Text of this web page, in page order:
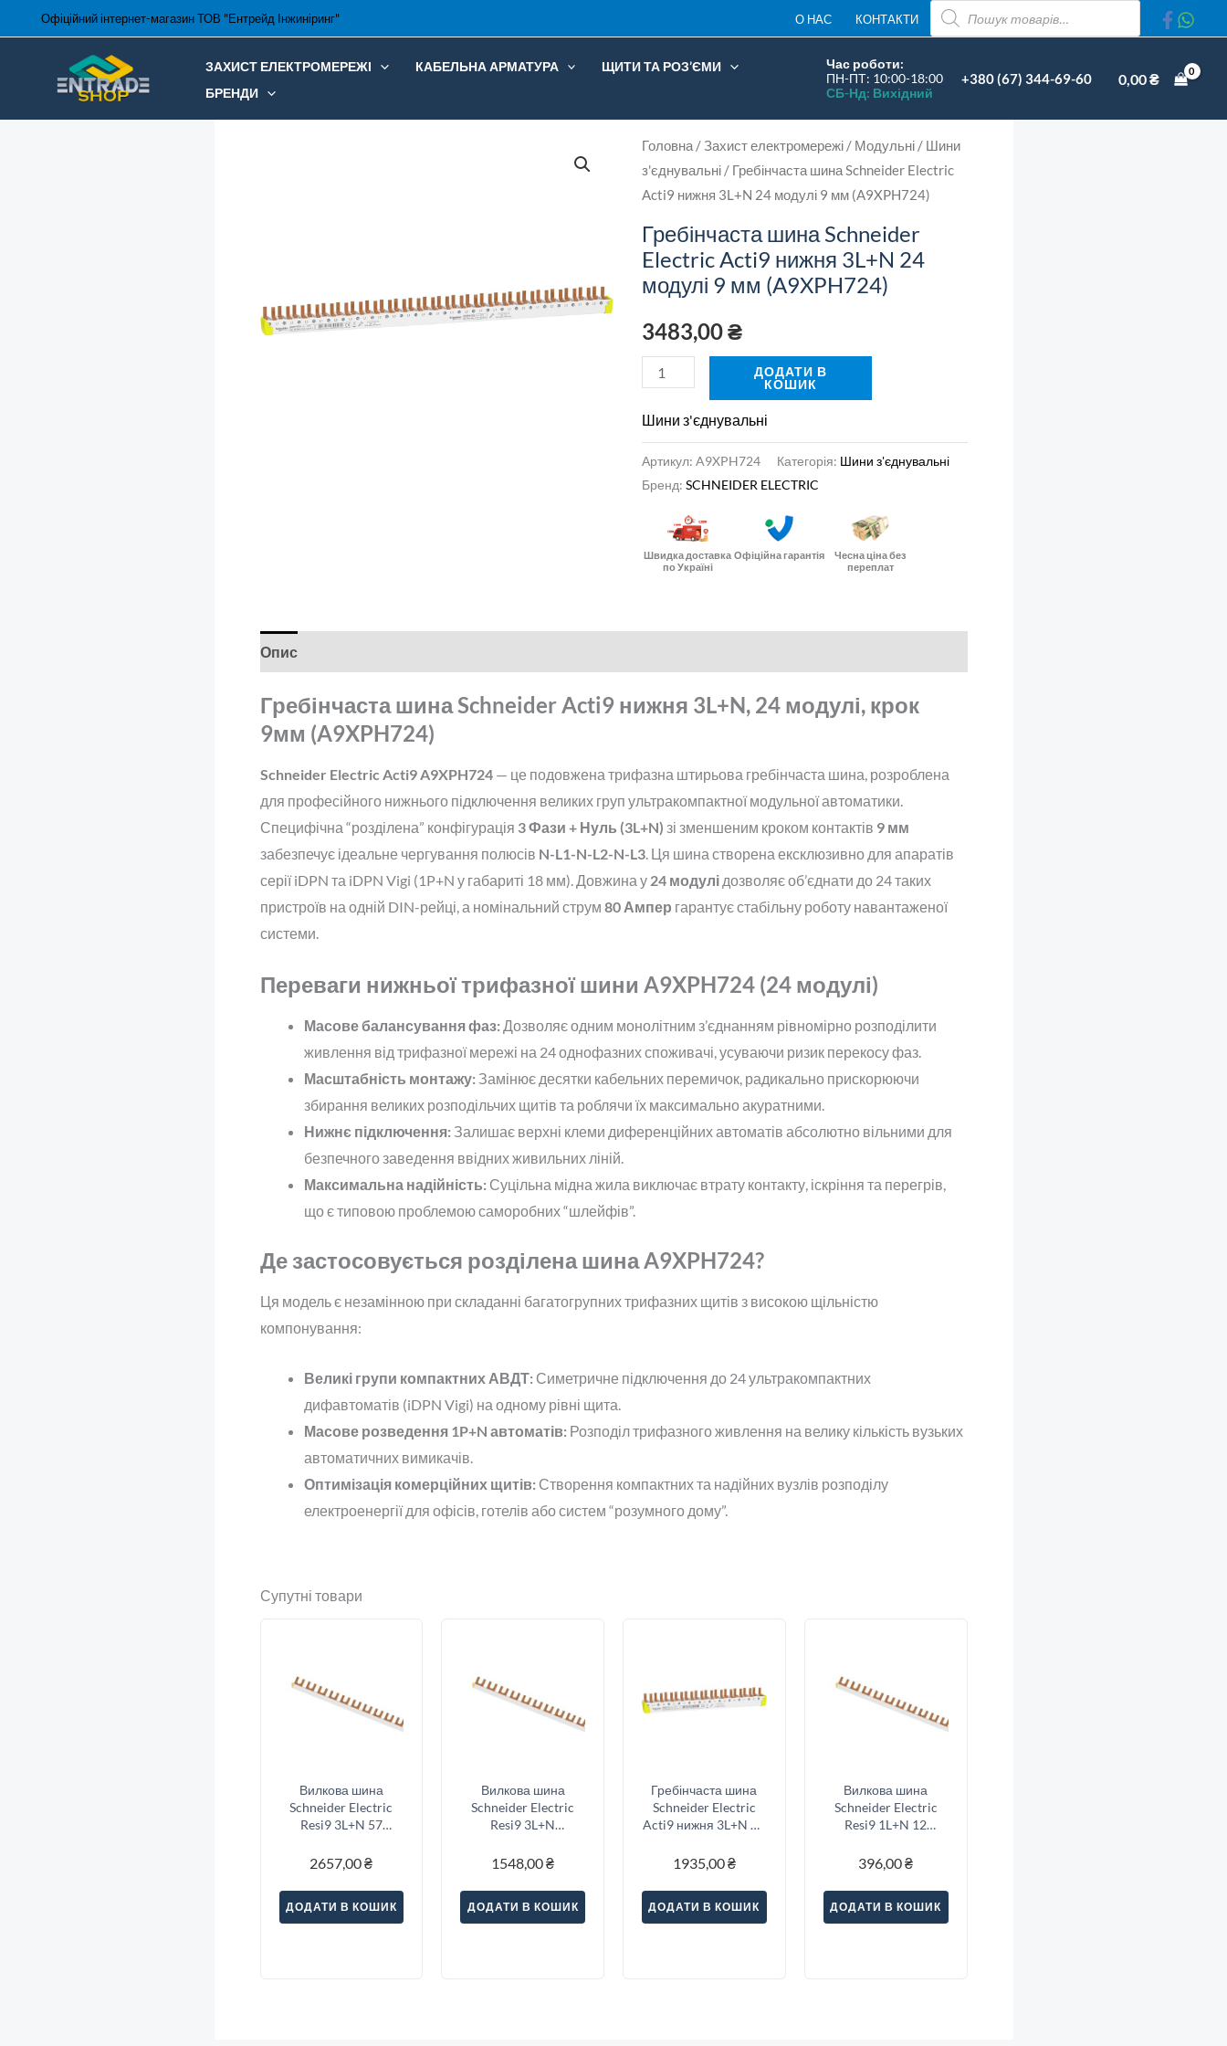
Перейти
до
Офіційний інтернет-магазин ТОВ "Ентрейд Інжиніринг" О НАС КОНТАКТИ
ПОШУК
ТОВАРІВ
ЗАХИСТ ЕЛЕКТРОМЕРЕЖІ КАБЕЛЬНА АРМАТУРА
ЩИТИ ТА РОЗ’ЄМИ
БРЕНДИ
Час роботи:
ПН-ПТ: 10:00-18:00
СБ-Нд: Вихідний
+380 (67) 344-69-60 0,00₴
Головна /Захист електромережі / Модульні / Шини
з'єднувальні / Гребінчаста шина Schneider Electric
Acti9 нижня 3L+N 24 модулі 9 мм (A9XPH724)
Гребінчаста шина Schneider
Electric Acti9 нижня 3L+N 24
модулі 9 мм (A9XPH724)
3483,00₴
Гребінчаста
шина
Schneider
Electric
Acti9
нижня
24
модулі
9
мм
кількість
ДОДАТИ В
КОШИК
Шини з'єднувальні
Артикул: A9XPH724 Категорія: Шини з'єднувальні
Бренд: SCHNEIDER ELECTRIC
Швидка доставка
по Україні
Офіційна гарантія
Чесна ціна без
переплат
Опис
Гребінчаста шина Schneider Acti9 нижня 3L+N, 24 модулі, крок
9мм (A9XPH724)
Schneider Electric Acti9 A9XPH724— це подовжена трифазна штирьова гребінчаста шина, розроблена
для професійного нижнього підключення великих груп ультракомпактної модульної автоматики.
Специфічна “розділена” конфігурація 3 Фази + Нуль (3L+N) зі зменшеним кроком контактів 9 мм
забезпечує ідеальне чергування полюсів N-L1-N-L2-N-L3. Ця шина створена ексклюзивно для апаратів
серії iDPN та iDPN Vigi (1P+N у габариті 18 мм). Довжина у 24 модулідозволяє об’єднати до 24 таких
пристроїв на одній DIN-рейці, а номінальний струм 80 Ампер гарантує стабільну роботу навантаженої
системи.
Переваги нижньої трифазної шини A9XPH724 (24 модулі)
Масове балансування фаз: Дозволяє одним монолітним з’єднанням рівномірно розподілити
живлення від трифазної мережі на 24 однофазних споживачі, усуваючи ризик перекосу фаз.
Масштабність монтажу: Замінює десятки кабельних перемичок, радикально прискорюючи
збирання великих розподільчих щитів та роблячи їх максимально акуратними.
Нижнє підключення: Залишає верхні клеми диференційних автоматів абсолютно вільними для
безпечного заведення ввідних живильних ліній.
Максимальна надійність: Суцільна мідна жила виключає втрату контакту, іскріння та перегрів,
що є типовою проблемою саморобних “шлейфів”.
Де застосовується розділена шина A9XPH724?
Ця модель є незамінною при складанні багатогрупних трифазних щитів з високою щільністю
компонування:
Великі групи компактних АВДТ: Симетричне підключення до 24 ультракомпактних
дифавтоматів (iDPN Vigi) на одному рівні щита.
Масове розведення 1P+N автоматів: Розподіл трифазного живлення на велику кількість вузьких
автоматичних вимикачів.
Оптимізація комерційних щитів: Створення компактних та надійних вузлів розподілу
електроенергії для офісів, готелів або систем “розумного дому”.
Супутні товари
Вилкова шина
Schneider Electric
Resi9 3L+N 57
2657,00₴
ДОДАТИ В КОШИК
Вилкова шина
Schneider Electric
Resi9 3L+N
модулів (R9XFH518)
1548,00₴
ДОДАТИ В КОШИК
Гребінчаста шина
Schneider Electric
Acti9 нижня 3L+N 12
(A9XPH712)
1935,00₴
ДОДАТИ В КОШИК
Вилкова шина
Schneider Electric
Resi9 1L+N 12
396,00₴
ДОДАТИ В КОШИК
Electric
Acti9
нижня
3L+N
24
модулі
9
мм
(A9XPH724)
кількість